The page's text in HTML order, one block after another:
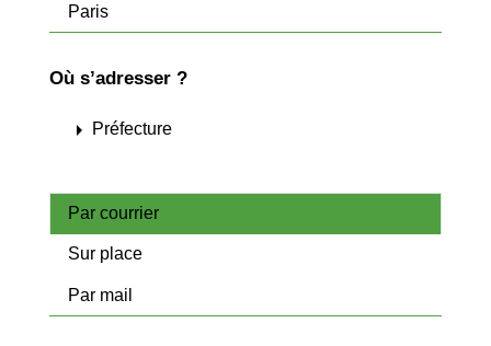
Paris
Où s’adresser ?
arrow_right Préfecture
Par courrier
Sur place
Par mail